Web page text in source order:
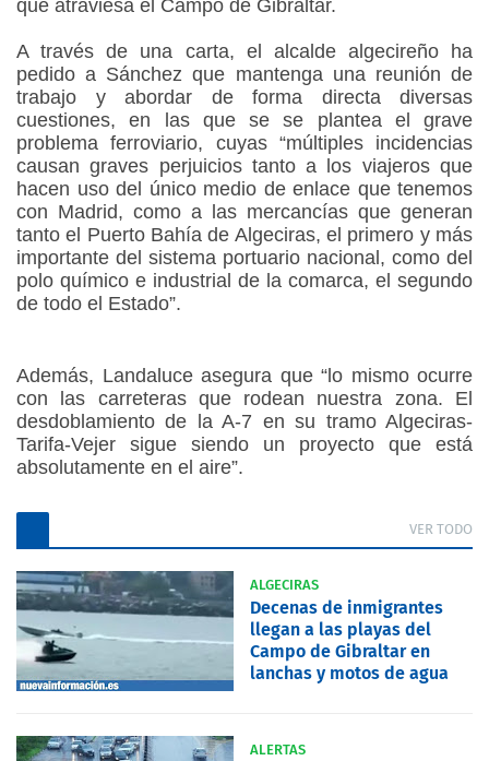
que atraviesa el Campo de Gibraltar.
A través de una carta, el alcalde algecireño ha
pedido a Sánchez que mantenga una reunión de
trabajo y abordar de forma directa diversas
cuestiones, en las que se se plantea el grave
problema ferroviario, cuyas “múltiples incidencias
causan graves perjuicios tanto a los viajeros que
hacen uso del único medio de enlace que tenemos
con Madrid, como a las mercancías que generan
tanto el Puerto Bahía de Algeciras, el primero y más
importante del sistema portuario nacional, como del
polo químico e industrial de la comarca, el segundo
de todo el Estado”.
Además, Landaluce asegura que “lo mismo ocurre
con las carreteras que rodean nuestra zona. El
desdoblamiento de la A-7 en su tramo Algeciras-
Tarifa-Vejer sigue siendo un proyecto que está
absolutamente en el aire”.
VER TODO
ALGECIRAS
Decenas de inmigrantes
llegan a las playas del
Campo de Gibraltar en
lanchas y motos de agua
ALERTAS